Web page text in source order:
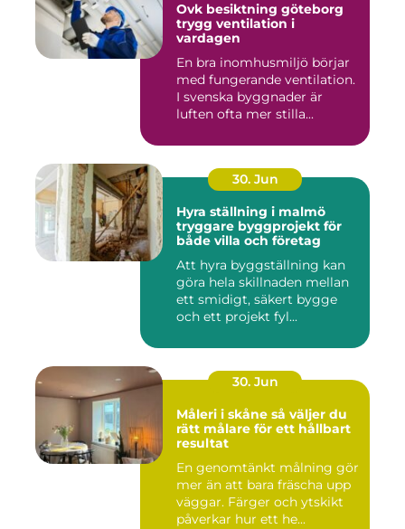
Ovk besiktning göteborg
trygg ventilation i
vardagen
En bra inomhusmiljö börjar
med fungerande ventilation.
I svenska byggnader är
luften ofta mer stilla...
30. Jun
Hyra ställning i malmö
tryggare byggprojekt för
både villa och företag
Att hyra byggställning kan
göra hela skillnaden mellan
ett smidigt, säkert bygge
och ett projekt fyl...
30. Jun
Måleri i skåne så väljer du
rätt målare för ett hållbart
resultat
En genomtänkt målning gör
mer än att bara fräscha upp
väggar. Färger och ytskikt
påverkar hur ett he...